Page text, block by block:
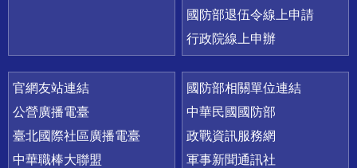
國防部退伍令線上申請
行政院線上申辦
官網友站連結
公營廣播電臺
臺北國際社區廣播電臺
中華職棒大聯盟
國防部相關單位連結
中華民國國防部
政戰資訊服務網
軍事新聞通訊社